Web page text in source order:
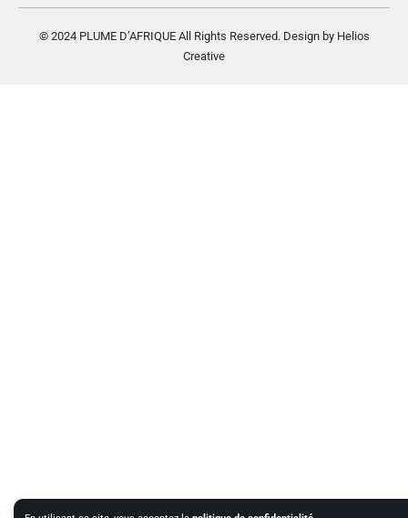
© 2024 PLUME D’AFRIQUE All Rights Reserved. Design by Helios
Creative